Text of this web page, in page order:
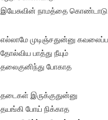
இயேசுவின் நாமத்தை கொண்டாடு
எல்லாமே முடிஞ்சதுன்னு
தோல்விய பாத்து நீயும்
தலைகுனிந்து போகாத
தடைகள் இருக்குதுன்னு
தயங்கி போய் நிக்காத